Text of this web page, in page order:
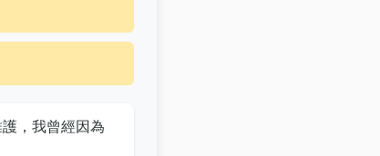
，我曾經因為